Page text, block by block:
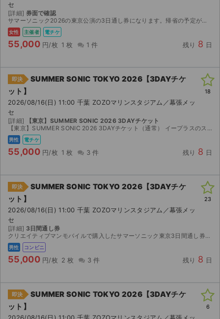
セ
[詳細] 券面で確認
サマーソニック2026の東京公演の3日通し券になります。帰省の予定が入り行けなくなったので出品しました。主催者先行で取りました、8月7日15時からダウンロード開始になりますので、それ以降のお渡し...
女性 主催者 電チケ
55,000 円/枚 1 枚 1 件 残り 8 日
即決
SUMMER SONIC TOKYO 2026【3DAYチケ
ット】
2026/08/16(日) 11:00 千葉 ZOZOマリンスタジアム／幕張メッ
セ
[詳細]
【東京】SUMMER SONIC 2026 3DAYチケット
【東京】SUMMER SONIC 2026 3DAYチケット（通常） イープラスのスマチケです。 オフィシャル先行で購入しましたが、都合により参加できなくなったため出品いたします。 チケット...
男性 電チケ
55,000 円/枚 1 枚 3 件 残り 8 日
18
即決
SUMMER SONIC TOKYO 2026【3DAYチケ
ット】
2026/08/16(日) 11:00 千葉 ZOZOマリンスタジアム／幕張メッ
セ
[詳細] 3日間通し券
クリエイティブマンモバイルで購入したサマーソニック東京3日間通し券になります。 仕事の都合で行かれなくなってしまいました。 公演までの日数が残り少ないので安価でチケットを購入できなかった方に...
男性 コンビニ
55,000 円/枚 2 枚 3 件 残り 8 日
23
即決
SUMMER SONIC TOKYO 2026【3DAYチケ
ット】
2026/08/16(日) 11:00 千葉 ZOZOマリンスタジアム／幕張メッ
6